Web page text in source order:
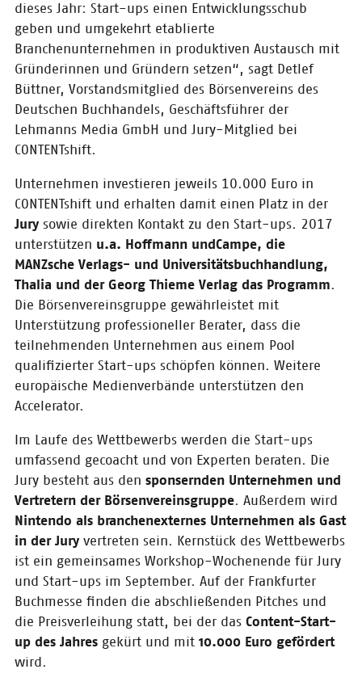
dieses Jahr: Start-ups einen Entwicklungsschub
geben und umgekehrt etablierte
Branchenunternehmen in produktiven Austausch mit
Gründerinnen und Gründern setzen“, sagt Detlef
Büttner, Vorstandsmitglied des Börsenvereins des
Deutschen Buchhandels, Geschäftsführer der
Lehmanns Media GmbH und Jury-Mitglied bei
CONTENTshift.
Unternehmen investieren jeweils 10.000 Euro in
CONTENTshift und erhalten damit einen Platz in der
Jury sowie direkten Kontakt zu den Start-ups. 2017
unterstützen u.a. Hoffmann undCampe, die
MANZsche Verlags- und Universitätsbuchhandlung,
Thalia und der Georg Thieme Verlag das Programm.
Die Börsenvereinsgruppe gewährleistet mit
Unterstützung professioneller Berater, dass die
teilnehmenden Unternehmen aus einem Pool
qualifizierter Start-ups schöpfen können. Weitere
europäische Medienverbände unterstützen den
Accelerator.
Im Laufe des Wettbewerbs werden die Start-ups
umfassend gecoacht und von Experten beraten. Die
Jury besteht aus den sponsernden Unternehmen und
Vertretern der Börsenvereinsgruppe. Außerdem wird
Nintendo als branchenexternes Unternehmen als Gast
in der Juryvertreten sein. Kernstück des Wettbewerbs
ist ein gemeinsames Workshop-Wochenende für Jury
und Start-ups im September. Auf der Frankfurter
Buchmesse finden die abschließenden Pitches und
die Preisverleihung statt, bei der das Content-Start-
up des Jahresgekürt und mit 10.000 Euro gefördert
wird.
18.10.2017
Pressemitteilung:
WriteReader ist das
Content-Start-up
des Jahres 2017
Start-up hilft Kindern, eigene
Geschichten zu erzählen / Sieger
Runde / Branchenunternehmen
erhalten
12.10.2017
WriteReader ist der
CONTENTshift 2017
Gewinner!
Die Jury hat entschieden:
CONTENTshift 2017! Wir gratulieren
Babar Baig und seinem Team zu
09.10.2017
CONTENTshift Finale
auf dem ARTS+
Business Festival
(Frankfurter
Buchmesse)
Gleich geht´s los: In gerade mal 2
Tagen startet die Frankfurter
auch das CONTENTshift-Finale vor
der Tür: Am Donnerstag, den 12.
Oktober, steht endlich fest,